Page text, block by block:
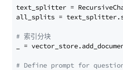
text_splitter =
all_splits =
# 索引分块
_ =
# Define prompt for